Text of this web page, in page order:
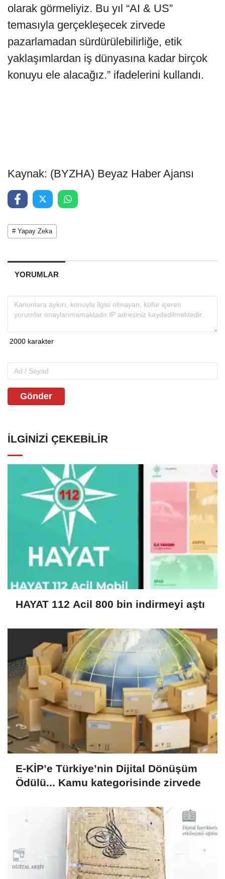
olarak görmeliyiz. Bu yıl “AI & US”
temasıyla gerçekleşecek zirvede
pazarlamadan sürdürülebilirliğe, etik
yaklaşımlardan iş dünyasına kadar birçok
konuyu ele alacağız.” ifadelerini kullandı.
Kaynak: (BYZHA) Beyaz Haber Ajansı
# Yapay Zeka
YORUMLAR
Gönder
İLGINIZI ÇEKEBILIR
HAYAT 112 Acil 800 bin indirmeyi aştı
E-KİP’e Türkiye’nin Dijital Dönüşüm
Ödülü... Kamu kategorisinde zirvede